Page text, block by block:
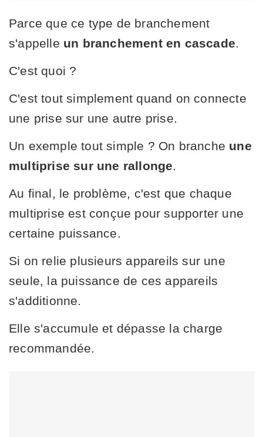
Parce que ce type de branchement
s'appelle un branchement en cascade.
C'est quoi ?
C'est tout simplement quand on connecte
une prise sur une autre prise.
Un exemple tout simple ? On branche une
multiprise sur une rallonge.
Au final, le problème, c'est que chaque
multiprise est conçue pour supporter une
certaine puissance.
Si on relie plusieurs appareils sur une
seule, la puissance de ces appareils
s'additionne.
Elle s'accumule et dépasse la charge
recommandée.